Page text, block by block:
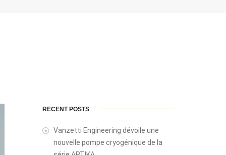
RECENT POSTS
Vanzetti Engineering dévoile une
nouvelle pompe cryogénique de la